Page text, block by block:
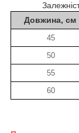
Довжина, см
45
50
55
60